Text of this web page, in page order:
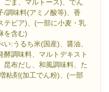
ごま、マルトース)、でん
/調味料(アミノ酸等)、香
テビア)、(一部に小麦・乳
を含む)
:うるち米(国産)、醤油、
酵調味料、マルトデキスト
昆布だし、和風調味料、た
粘剤(加工でん粉)、(一部